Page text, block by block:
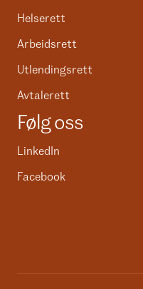
Helserett
Arbeidsrett
Utlendingsrett
Avtalerett
Følg oss
LinkedIn
Facebook